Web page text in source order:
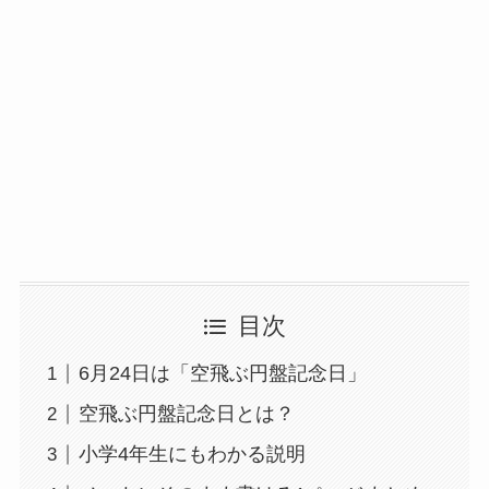
目次
6月24日は「空飛ぶ円盤記念日」
空飛ぶ円盤記念日とは？
小学4年生にもわかる説明